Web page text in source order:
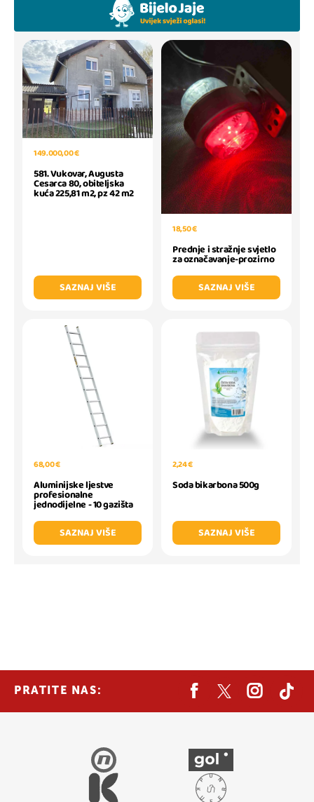
149.000,00 €
581. Vukovar, Augusta
Cesarca 80, obiteljska
kuća 225,81 m2, pz 42 m2
SAZNAJ VIŠE
18,50 €
Prednje i stražnje svjetlo
za označavanje-prozirno
SAZNAJ VIŠE
68,00 €
Aluminijske ljestve
profesionalne
jednodijelne - 10 gazišta
SAZNAJ VIŠE
2,24 €
Soda bikarbona 500g
SAZNAJ VIŠE
PRATITE NAS: